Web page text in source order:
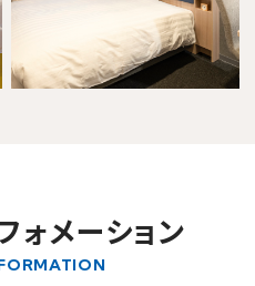
FAQs
ォメーション